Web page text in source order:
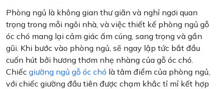
Phòng ngủ là không gian thư giãn và nghỉ ngơi quan
trọng trong mỗi ngôi nhà, và việc thiết kế phòng ngủ gỗ
óc chó mang lại cảm giác ấm cúng, sang trọng và gần
gũi. Khi bước vào phòng ngủ, sẽ ngay lập tức bắt đầu
cuốn hút bởi hương thơm nhẹ nhàng của gỗ óc chó.
Chiếc giường ngủ gỗ óc chó là tâm điểm của phòng ngủ,
với chiếc giường đầu tiên được chạm khắc tỉ mỉ kết hợp